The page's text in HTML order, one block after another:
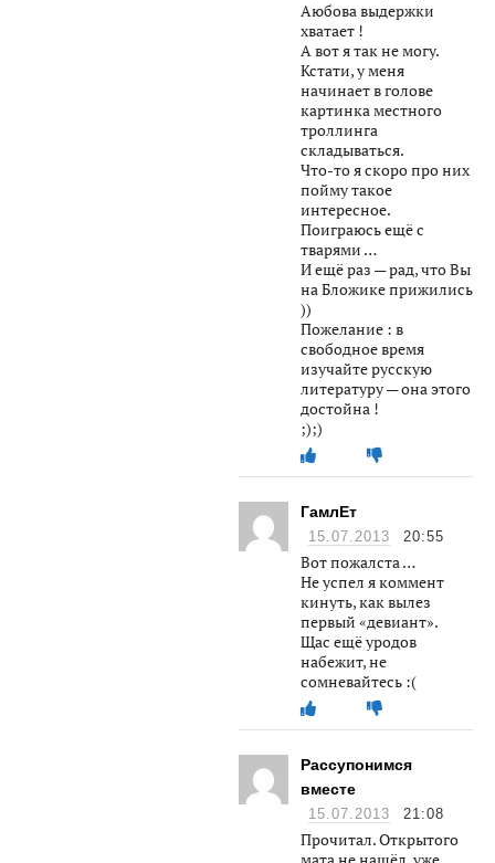
Аюбова выдержки
хватает !
А вот я так не могу.
Кстати, у меня
начинает в голове
картинка местного
троллинга
складываться.
Что-то я скоро про них
пойму такое
интересное.
Поиграюсь ещё с
тварями …
И ещё раз — рад, что Вы
на Бложике прижились
))
Пожелание : в
свободное время
изучайте русскую
литературу — она этого
достойна !
;);)
ГамлЕт
15.07.2013 20:55
Вот пожалста …
Не успел я коммент
кинуть, как вылез
первый «девиант».
Щас ещё уродов
набежит, не
сомневайтесь :(
Рассупонимся
вместе
15.07.2013 21:08
Прочитал. Открытого